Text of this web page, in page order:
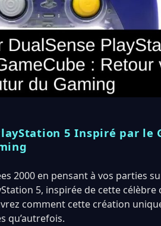
5 Inspiré par le
2000 en pensant à vos parties
5, inspirée de cette
comment cette création
qu’autrefois.